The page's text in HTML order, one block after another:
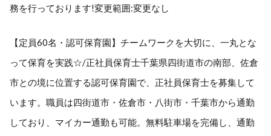
務を行っております!変更範囲:変更なし
【定員60名・認可保育園】チームワークを大切に、一丸とな
って保育を実践☆/正社員保育士千葉県四街道市の南部、佐倉
市との境に位置する認可保育園で、正社員保育士を募集して
います。職員は四街道市・佐倉市・八街市・千葉市から通勤
しており、マイカー通勤も可能。無料駐車場を完備し、通勤